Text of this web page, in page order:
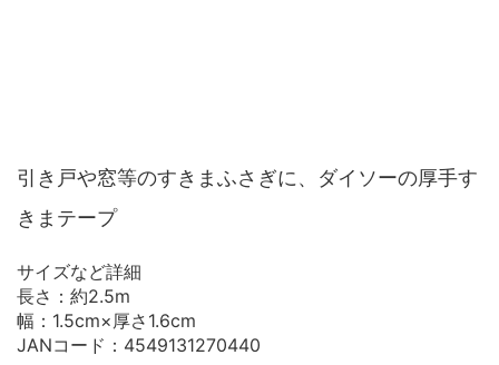
引き戸や窓等のすきまふさぎに、ダイソーの厚手す
きまテープ
サイズなど詳細
長さ：約2.5m
幅：1.5cm×厚さ1.6cm
JANコード：4549131270440